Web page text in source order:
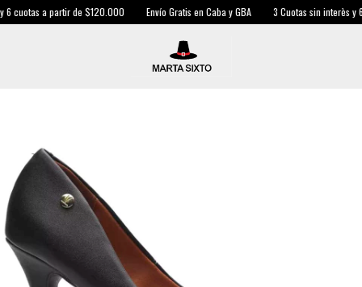
a partir de $120.000 Envío Gratis en Caba y GBA 3 Cuotas sin interès y 6